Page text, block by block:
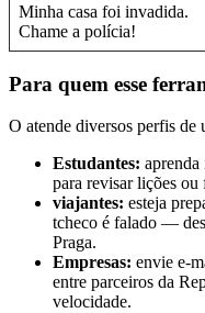
Minha casa foi invadida.
Chame a polícia!
Para quem esse
O atende diversos perfis de
Estudantes: aprenda
para revisar lições ou
viajantes: esteja
tcheco é falado —
Praga.
Empresas: envie e-
entre parceiros da
velocidade.